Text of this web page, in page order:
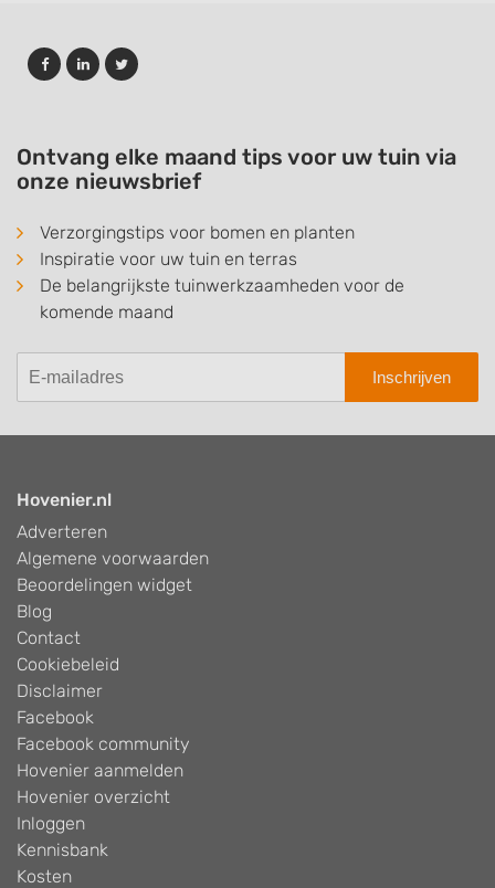
Ontvang elke maand tips voor uw tuin via
onze nieuwsbrief
Verzorgingstips voor bomen en planten
Inspiratie voor uw tuin en terras
De belangrijkste tuinwerkzaamheden voor de
komende maand
Inschrijven
Hovenier.nl
Adverteren
Algemene voorwaarden
Beoordelingen widget
Blog
Contact
Cookiebeleid
Disclaimer
Facebook
Facebook community
Hovenier aanmelden
Hovenier overzicht
Inloggen
Kennisbank
Kosten